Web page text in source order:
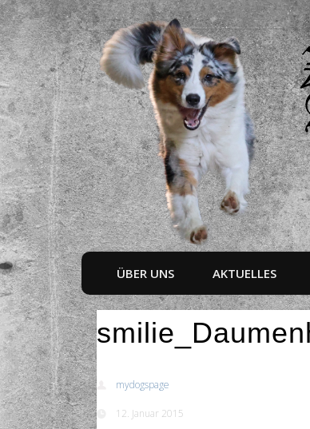
ÜBER UNS AKTUELLES
mydogspage
12. Januar 2015